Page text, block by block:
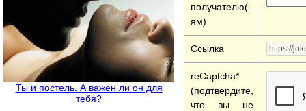
Ты и постель. А важен ли он для
тебя?
получателю(-
ям)
Ссылка
reCaptcha*
(подтвердите,
что вы не